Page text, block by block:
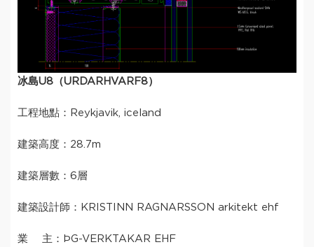
冰島U8（URDARHVARF8）
工程地點：Reykjavik, iceland
建築高度：28.7m
建築層數：6層
建築設計師：KRISTINN RAGNARSSON arkitekt ehf
業 主：ÞG-VERKTAKAR EHF